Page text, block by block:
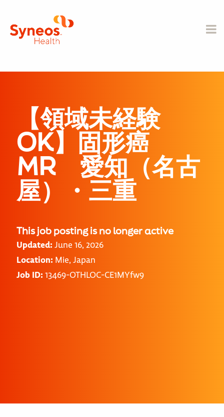
【領域未経験
OK】固形癌
MR 愛知（名古
屋）・三重
This job posting is no longer active
Updated: June 16, 2026
Location: Mie, Japan
Job ID: 13469-OTHLOC-CE1MYfw9